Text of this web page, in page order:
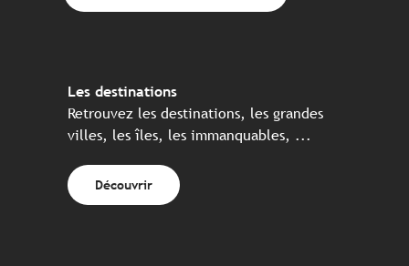
Les destinations
Retrouvez les destinations, les grandes
villes, les îles, les immanquables, ...
Découvrir